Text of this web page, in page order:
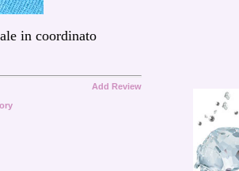
in coordinato
Add Review